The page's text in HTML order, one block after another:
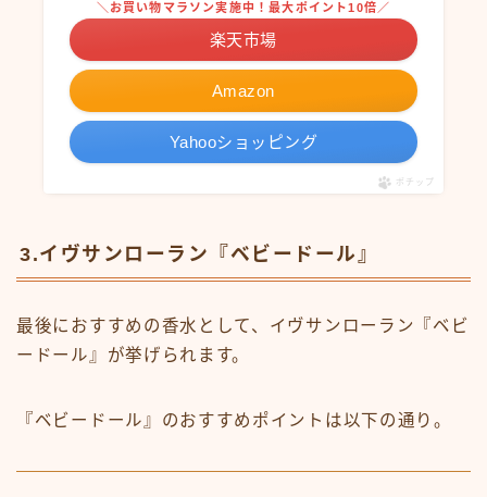
Amazon
＼お買い物マラソン実施中！最大ポイント10倍／
楽天市場
Yahooショッピング
ポチップ
3.イヴサンローラン『ベビードール』
最後におすすめの香水として、イヴサンローラン『ベビ
ードール』が挙げられます。
『ベビードール』のおすすめポイントは以下の通り。